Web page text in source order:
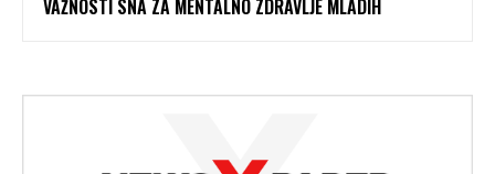
VAŽNOSTI SNA ZA MENTALNO ZDRAVLJE MLADIH